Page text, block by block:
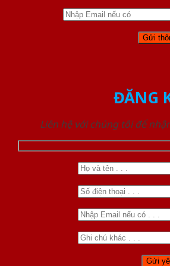
ĐĂNG
Liên hệ với chúng tôi để